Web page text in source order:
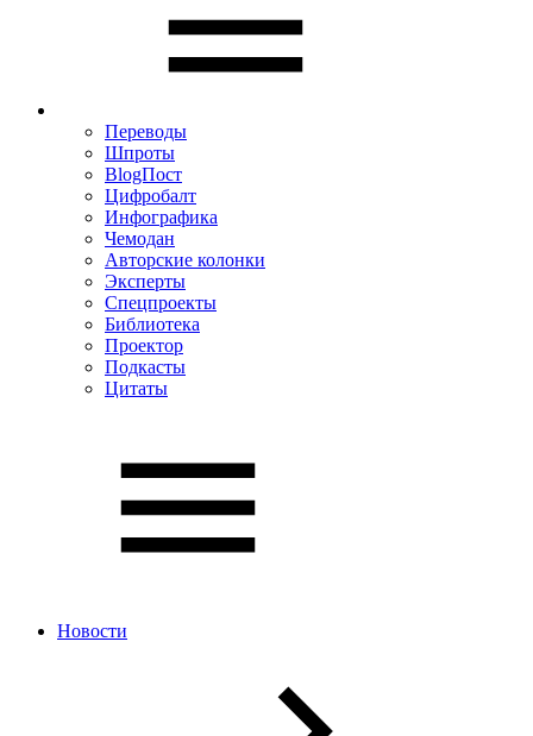
Переводы
Шпроты
BlogПост
Цифробалт
Инфографика
Чемодан
Авторские колонки
Эксперты
Спецпроекты
Библиотека
Проектор
Подкасты
Цитаты
Новости